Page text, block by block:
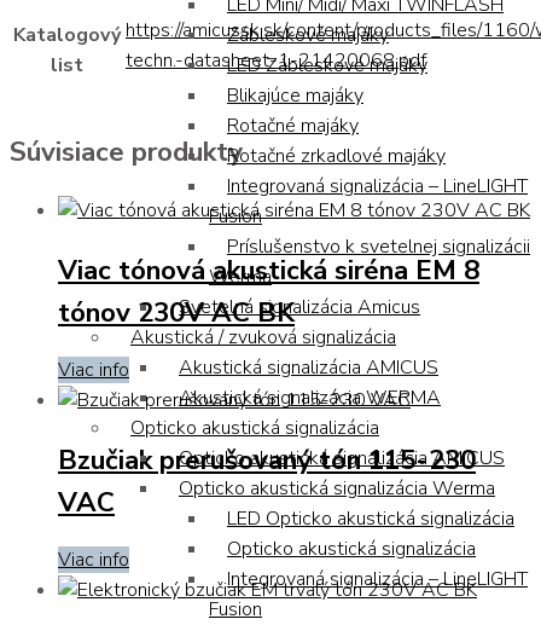
Zábleskové majáky
LED Zábleskové majáky
Blikajúce majáky
Rotačné majáky
Rotačné zrkadlové majáky
Integrovaná signalizácia – LineLIGHT
Fusion
Príslušenstvo k svetelnej signalizácii
Werma
Svetelná signalizácia Amicus
Akustická / zvuková signalizácia
Akustická signalizácia AMICUS
Akustická signalizácia WERMA
Opticko akustická signalizácia
Opticko akustická signalizácia AMICUS
Opticko akustická signalizácia Werma
LED Opticko akustická signalizácia
Opticko akustická signalizácia
Integrovaná signalizácia – LineLIGHT
Fusion
Katalogový
list
https://amicussk.sk/content/products_files/
techn.-datasheet-1-21420068.pdf
Súvisiace produkty
Viac tónová akustická siréna EM 8
tónov 230V AC BK
Viac info
Bzučiak prerušovaný tón 115-230
VAC
Viac info